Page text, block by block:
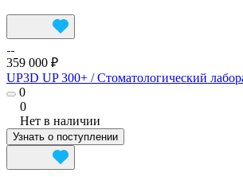
359 000 ₽
UP3D UP 300+ / Стоматологический
0
0
Нет в наличии
Узнать о поступлении